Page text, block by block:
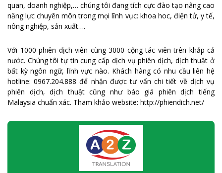
quan, doanh nghiệp,… chúng tôi đang tích cực đào tạo nâng cao
năng lực chuyên môn trong mọi lĩnh vục: khoa hoc, điện tử, y tế,
nông nghiệp, sản xuất….
Với 1000 phiên dịch viên cùng 3000 cộng tác viên trên khắp cả
nước. Chúng tôi tự tin cung cấp dịch vụ phiên dịch, dịch thuật ở
bất kỳ ngôn ngữ, lĩnh vực nào. Khách hàng có nhu cầu liên hệ
hotline: 0967.204.888 để nhận được tư vấn chi tiết về dịch vụ
phiên dịch, dịch thuật cũng như báo giá phiên dịch tiếng
Malaysia chuẩn xác. Tham khảo website: http://phiendich.net/